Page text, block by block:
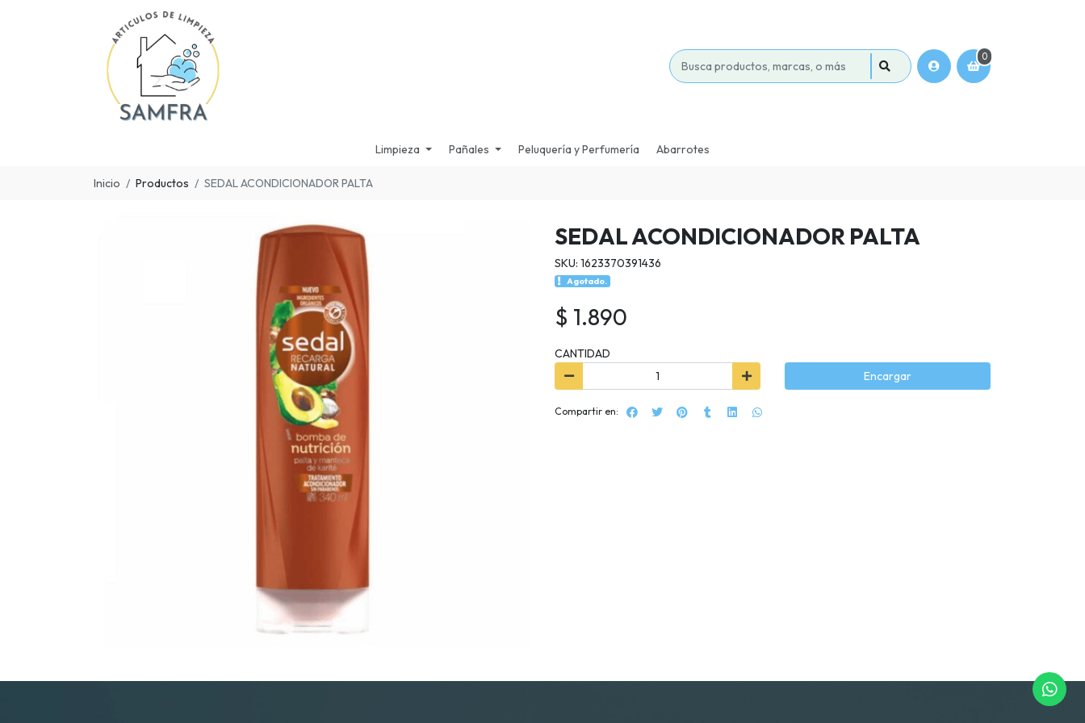
0
Limpieza Pañales Peluquería y Perfumería Abarrotes
Inicio Productos SEDAL ACONDICIONADOR PALTA
SEDAL ACONDICIONADOR PALTA
SKU: 1623370391436
Agotado.
$ 1.890
CANTIDAD
Encargar
Compartir en: